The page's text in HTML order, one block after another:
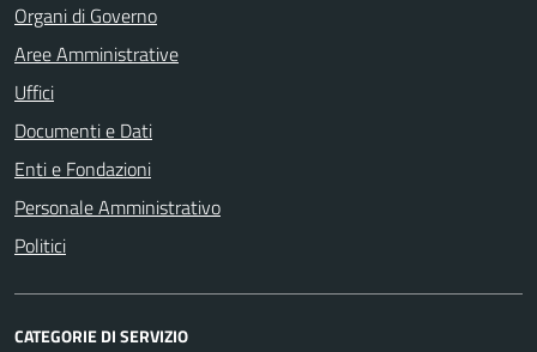
Organi di Governo
Aree Amministrative
Uffici
Documenti e Dati
Enti e Fondazioni
Personale Amministrativo
Politici
CATEGORIE DI SERVIZIO